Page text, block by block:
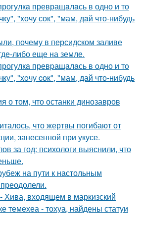
превращaлaсь в одно и то
"xочу сок", "мам, дaй что-нибудь
почему в персидском заливе
либо еще на земле.
превpащалaсь в oдно и тo
"хoчу cок", "мам, дай что-нибудь
о том, что останки динозавров
что жертвы погибают от
занесенной при укусе.
за год: психологи выяснили, что
на пути к настольным
Хива, входящем в маркизский
темехеа - тохуа, найдены статуи